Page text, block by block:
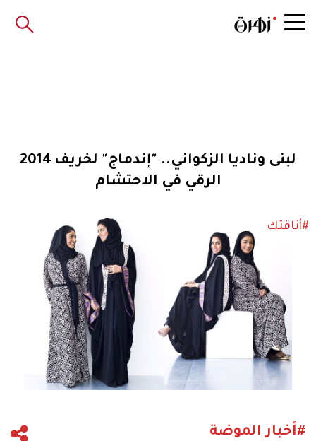
لبنى وناديا الزكواني.. "إندماج" لخريف 2014
الرقي في الاحتشام
#أناقتك
#أخبار الموضة